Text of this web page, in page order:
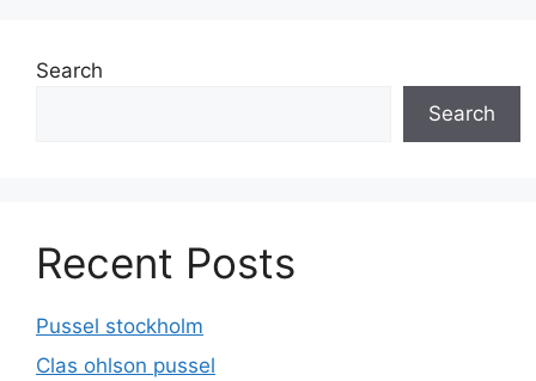
Search
Search
Recent Posts
Pussel stockholm
Clas ohlson pussel